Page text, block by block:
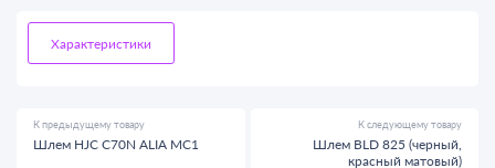
Характеристики
К предыдущему товару
Шлем HJC C70N ALIA MC1
К следующему товару
Шлем BLD 825 (черный,
красный матовый)